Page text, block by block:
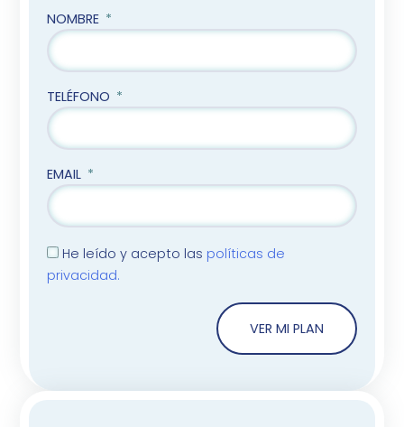
NOMBRE
TELÉFONO
EMAIL
He leído y acepto las políticas de
privacidad.
VER MI PLAN